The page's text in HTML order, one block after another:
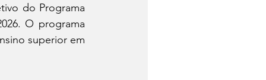
do Programa
O programa
superior em